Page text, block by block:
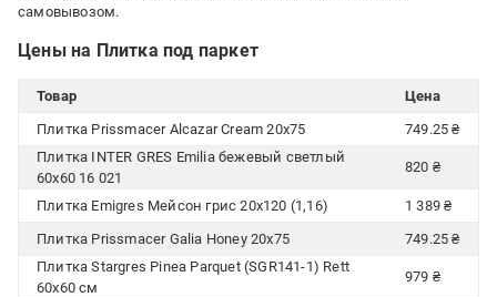
самовывозом.
Цены на Плитка под паркет
Товар
Цена
Плитка Prissmacer Alcazar Cream 20x75
749.25 ₴
Плитка INTER GRES Emilia бежевый светлый
60х60 16 021
820 ₴
Плитка Emigres Мейсон грис 20х120 (1,16)
1 389 ₴
Плитка Prissmacer Galia Honey 20x75
749.25 ₴
Плитка Stargres Pinea Parquet (SGR141-1) Rett
60x60 см
979 ₴